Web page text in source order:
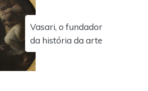
Vasari, o fundador
da história da arte